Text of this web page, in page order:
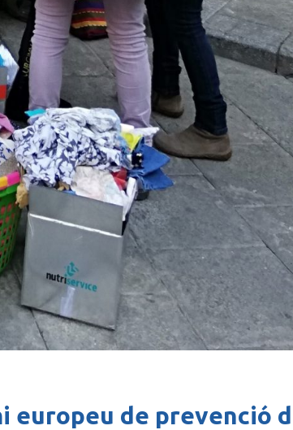
europeu de prevenció